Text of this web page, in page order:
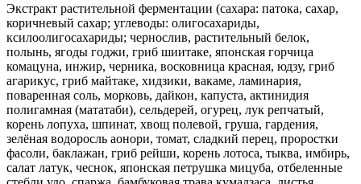
Экстракт растительной ферментации (сахара: патока, сахар,
коричневый сахар; углеводы: олигосахариды,
ксилоолигосахариды; чернослив, растительный белок,
полынь, ягоды годжи, гриб шиитаке, японская горчица
комацуна, инжир, черника, восковница красная, юдзу, гриб
агарикус, гриб майтаке, хидзики, вакаме, ламинария,
поваренная соль, морковь, дайкон, капуста, актинидия
полигамная (мататаби), сельдерей, огурец, лук репчатый,
корень лопуха, шпинат, хвощ полевой, груша, гардения,
зелёная водоросль аонори, томат, сладкий перец, проростки
фасоли, баклажан, гриб рейши, корень лотоса, тыква, имбирь,
салат латук, чеснок, японская петрушка мицуба, отбеленные